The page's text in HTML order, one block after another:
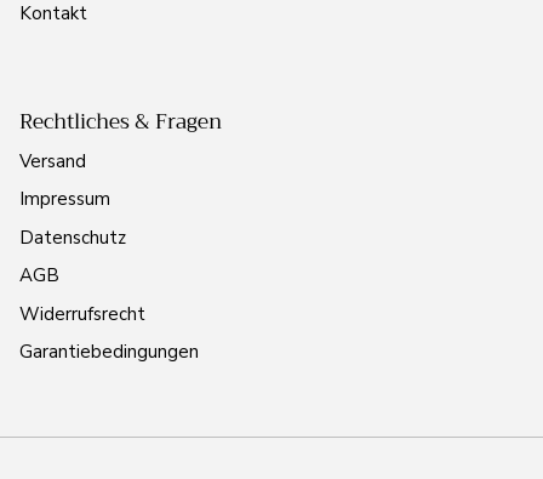
Kontakt
Rechtliches & Fragen
Versand
Impressum
Datenschutz
AGB
Widerrufsrecht
Garantiebedingungen